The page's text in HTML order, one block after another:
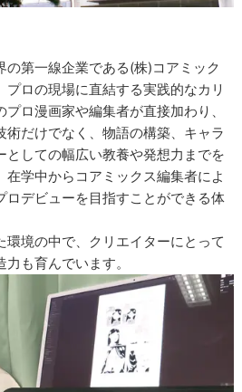
第一線企業である(株)コアミック
ロの現場に直結する実践的なカリ
ロ漫画家や編集者が直接加わり、
術だけでなく、物語の構築、キャラ
としての幅広い教養や発想力までを
学中からコアミックス編集者によ
ロデビューを目指すことができる体
境の中で、クリエイターにとって
も育んでいます。